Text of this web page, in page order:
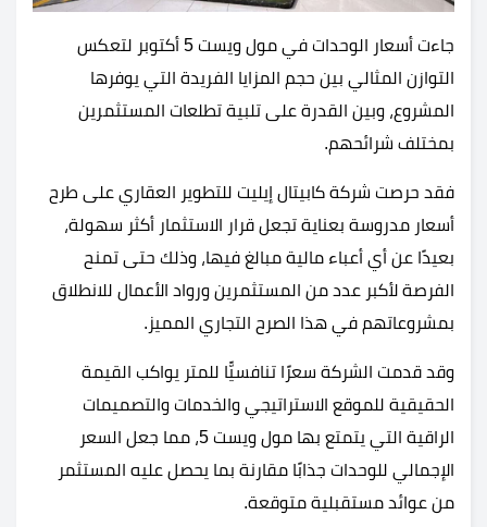
جاءت أسعار الوحدات في مول ويست 5 أكتوبر لتعكس
التوازن المثالي بين حجم المزايا الفريدة التي يوفرها
المشروع، وبين القدرة على تلبية تطلعات المستثمرين
بمختلف شرائحهم.
فقد حرصت شركة كابيتال إيليت للتطوير العقاري على طرح
أسعار مدروسة بعناية تجعل قرار الاستثمار أكثر سهولة،
بعيدًا عن أي أعباء مالية مبالغ فيها، وذلك حتى تمنح
الفرصة لأكبر عدد من المستثمرين ورواد الأعمال للانطلاق
بمشروعاتهم في هذا الصرح التجاري المميز.
وقد قدمت الشركة سعرًا تنافسيًّا للمتر يواكب القيمة
الحقيقية للموقع الاستراتيجي والخدمات والتصميمات
الراقية التي يتمتع بها مول ويست 5، مما جعل السعر
الإجمالي للوحدات جذابًا مقارنة بما يحصل عليه المستثمر
من عوائد مستقبلية متوقعة.